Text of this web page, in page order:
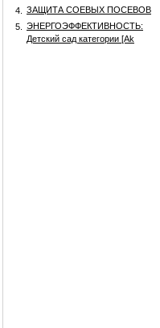
4.
ЗАЩИТА СОЕВЫХ ПОСЕВОВ
5.
ЭНЕРГОЭФФЕКТИВНОСТЬ:
Детский сад категории [Аk